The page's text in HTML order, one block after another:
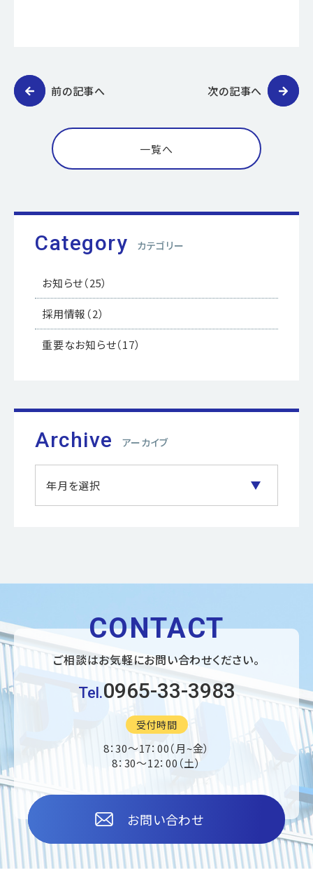
前の記事へ 次の記事へ
一覧へ
Category カテゴリー
お知らせ（25）
採用情報 （2）
重要なお知らせ（17）
Archive アーカイブ
CONTACT
ご相談はお気軽にお問い合わせください。
Tel.0965-33-3983
受付時間
8：30〜17：00（月~金）
8：30〜12：00（土）
お問い合わせ